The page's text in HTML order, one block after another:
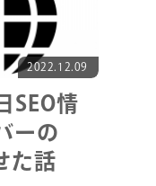
2022.12.09
SEO情
ーの
た話